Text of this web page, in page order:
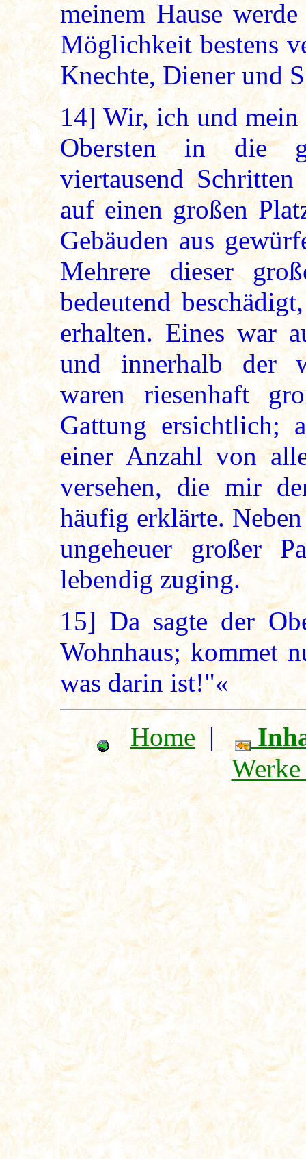
meinem Hause
Möglichkeit bestens
Knechte, Diener und
14] Wir, ich und mein
Obersten in die
viertausend
auf einen großen
Gebäuden aus
Mehrere dieser
bedeutend
erhalten. Eines war
und innerhalb der
waren riesenhaft
Gattung ersichtlich;
einer Anzahl von
versehen, die mir
häufig erklärte.
ungeheuer großer
lebendig zuging.
15] Da sagte der
Wohnhaus; kommet
was darin ist!"«
Home |